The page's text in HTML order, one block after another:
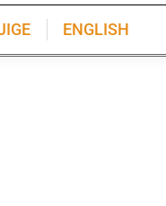
ENGLISH